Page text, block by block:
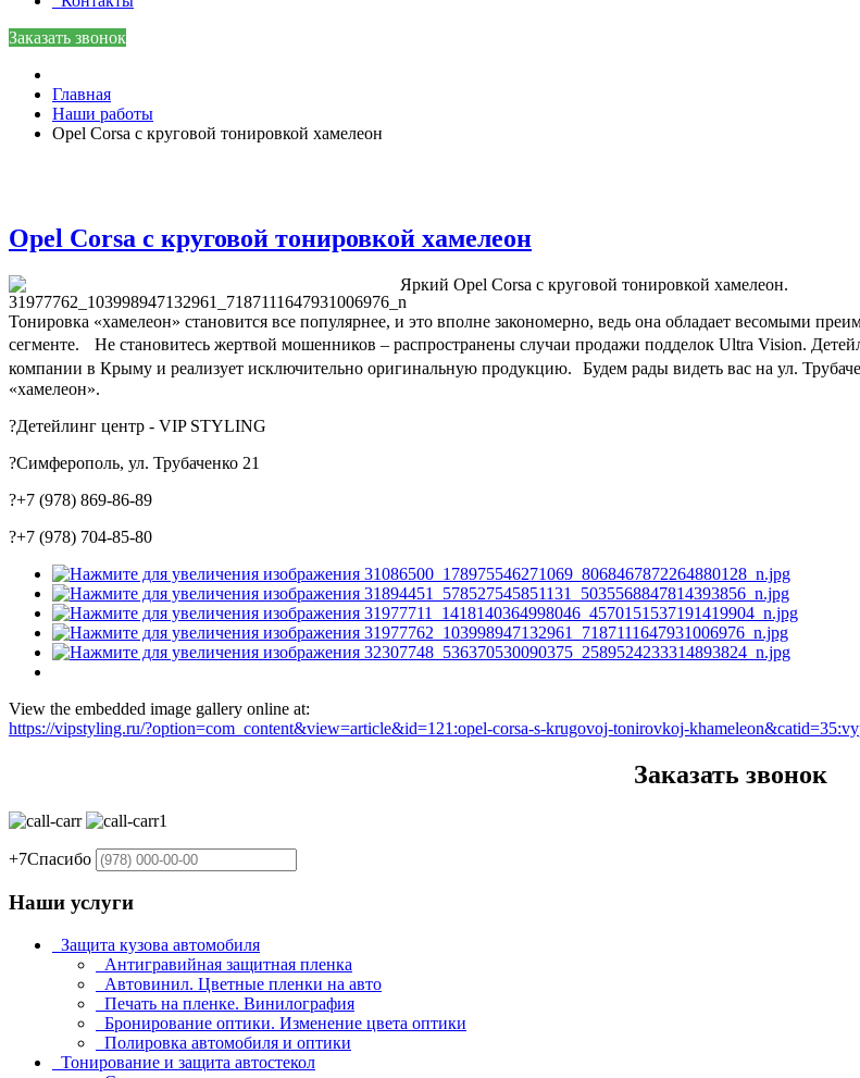
Заказать звонок
Главная
Наши работы
Opel Corsa с круговой тонировкой хамелеон
Opel Corsa с круговой тонировкой хамелеон
Яркий Opel Corsa с круговой тонировкой хамелеон.
Тонировка «хамелеон» становится все популярнее, и это вполне закономерно, ведь она обладает весомыми
сегменте. Не становитесь жертвой мошенников – распространены случаи продажи подделок Ultra Vision.
компании в Крыму и реализует исключительно оригинальную продукцию. Будем рады видеть вас на ул.
«хамелеон».
?Детейлинг центр - VIP STYLING
?Симферополь, ул. Трубаченко 21
?+7 (978) 869-86-89
?+7 (978) 704-85-80
View the embedded image gallery online at:
https://vipstyling.ru/?option=com_content&view=article&id=121:opel-corsa-s-krugovoj-tonirovkoj-
Заказать звонок
+7Спасибо
Наши услуги
Защита кузова автомобиля
Антигравийная защитная пленка
Автовинил. Цветные пленки на авто
Печать на пленке. Винилография
Бронирование оптики. Изменение цвета оптики
Полировка автомобиля и оптики
Тонирование и защита автостекол